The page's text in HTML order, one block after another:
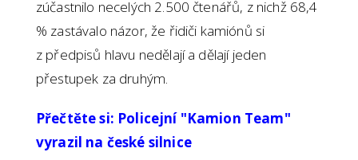
zúčastnilo necelých 2.500 čtenářů, z nichž 68,4
% zastávalo názor, že řidiči kamiónů si
z předpisů hlavu nedělají a dělají jeden
přestupek za druhým.
Přečtěte si: Policejní "Kamion Team"
vyrazil na české silnice